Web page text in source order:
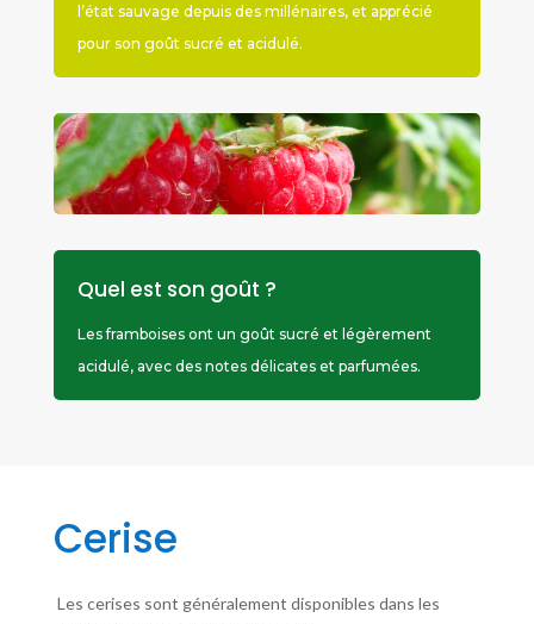
l’état sauvage depuis des millénaires, et apprécié
pour son goût sucré et acidulé.
Quel est son goût ?
Les framboises ont un goût sucré et légèrement
acidulé, avec des notes délicates et parfumées.
Cerise
Les cerises sont généralement disponibles dans les